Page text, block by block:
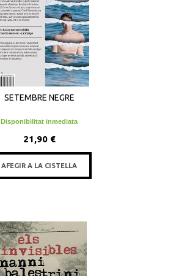
SETEMBRE NEGRE
Disponibilitat inmediata
21,90 €
AFEGIR A LA CISTELLA